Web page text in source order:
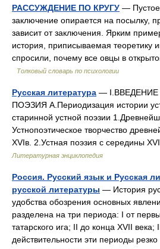
РАССУЖДЕНИЕ ПО КРУГУ — Пустое
заключение опирается на посылку,
зависит от заключения. Ярким
история, приписываемая теоретику
спросили, почему все овцы в
Толковый словарь по психологии
Русская литература — I.ВВЕДЕНИЕ
ПОЭЗИЯ А.Периодизация истории
старинной устной поэзии
Устнопоэтическое творчество
XVIв. 2.Устная поэзия с середины
Литературная энциклопедия
Россия. Русский язык и Русская
русской литературы — История
удобства обозрения основных
разделена на три периода: I от
татарского ига; II до конца XVII
действительности эти периоды